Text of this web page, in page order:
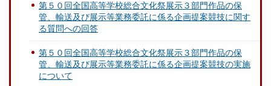
第５０回全国高等学校総合文化祭展示３部門作品の保
管、輸送及び展示等業務委託に係る企画提案競技に関す
る質問への回答
第５０回全国高等学校総合文化祭展示３部門作品の保
管、輸送及び展示等業務委託に係る企画提案競技の実施
について